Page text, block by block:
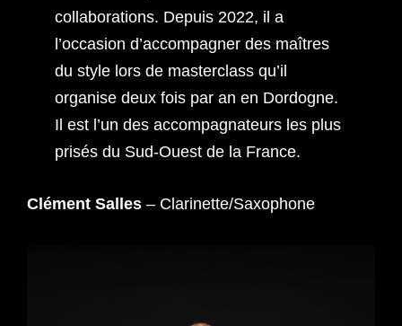
collaborations. Depuis 2022, il a
l’occasion d’accompagner des maîtres
du style lors de masterclass qu’il
organise deux fois par an en Dordogne.
Il est l’un des accompagnateurs les plus
prisés du Sud-Ouest de la France.
Clément Salles – Clarinette/Saxophone